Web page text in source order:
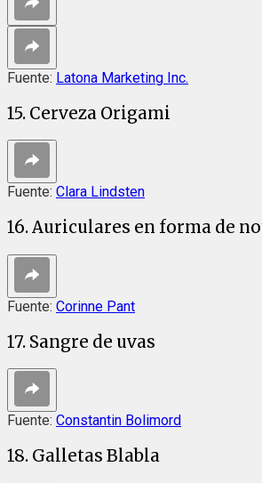
Fuente: Latona Marketing Inc.
15. Cerveza Origami
Fuente: Clara Lindsten
16. Auriculares en forma de
Fuente: Corinne Pant
17. Sangre de uvas
Fuente: Constantin Bolimord
18. Galletas Blabla